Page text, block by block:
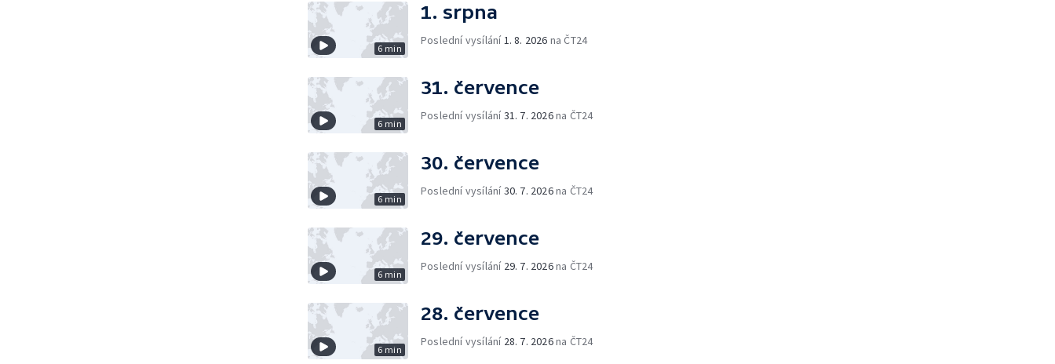
6 min
1. srpna
Poslední vysílání 1. 8. 2026 na ČT24
6 min
31. července
Poslední vysílání31. 7. 2026na ČT24
6 min
30. července
Poslední vysílání30. 7. 2026na ČT24
6 min
29. července
Poslední vysílání 29. 7. 2026na ČT24
6 min
28. července
Poslední vysílání 28. 7. 2026na ČT24